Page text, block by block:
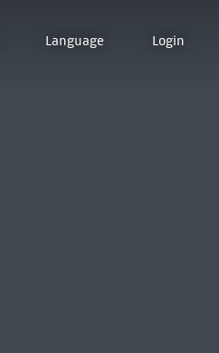
Language Login